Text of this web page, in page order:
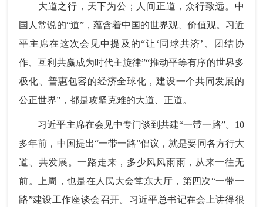
大道之行，天下为公；人间正道，众行致远。中
国人常说的“道”，蕴含着中国的世界观、价值观。习近
平主席在这次会见中提及的“让‘同球共济’、团结协
作、互利共赢成为时代主旋律”“推动平等有序的世界多
极化、普惠包容的经济全球化，建设一个共同发展的
公正世界”，都是攻坚克难的大道、正道。
习近平主席在会见中专门谈到共建“一带一路”。10
多年前，中国提出“一带一路”倡议，就是要同各方行大
道、共发展。一路走来，多少风风雨雨，从来一往无
前。上周，也是在人民大会堂东大厅，第四次“一带一
路”建设工作座谈会召开。习近平总书记在会上讲得很